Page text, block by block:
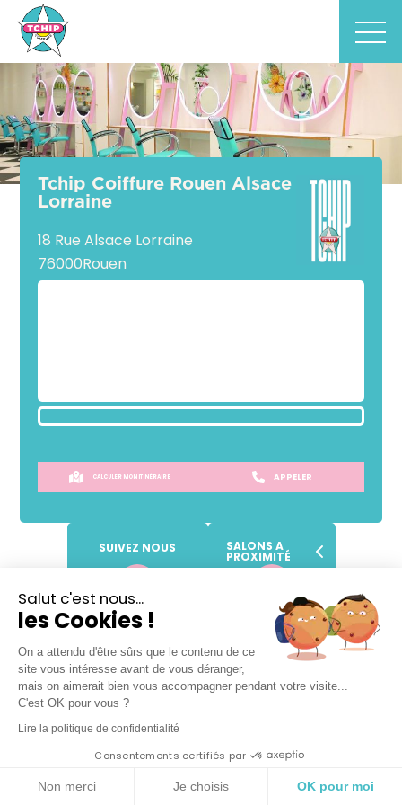
Tchip Coiffure Rouen Alsace
Lorraine
18 Rue Alsace Lorraine
76000Rouen
APPELER
CALCULER MON ITINÉRAIRE
SUIVEZ NOUS SALONS A
PROXIMITÉ
SANS
RENDEZ-VOUS !
Prendre place dans la file d'attente
Mercredi
09h-19h
Salut c'est nous...
les Cookies !
On a attendu d'être sûrs que le contenu de ce
site vous intéresse avant de vous déranger,
mais on aimerait bien vous accompagner pendant votre visite...
C'est OK pour vous ?
Lire la politique de confidentialité
Consentements certifiés par
Non merci Je choisis OK pour moi